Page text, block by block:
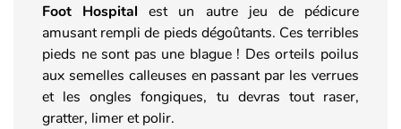
Foot Hospital est un autre jeu de pédicure
amusant rempli de pieds dégoûtants. Ces terribles
pieds ne sont pas une blague ! Des orteils poilus
aux semelles calleuses en passant par les verrues
et les ongles fongiques, tu devras tout raser,
gratter, limer et polir.